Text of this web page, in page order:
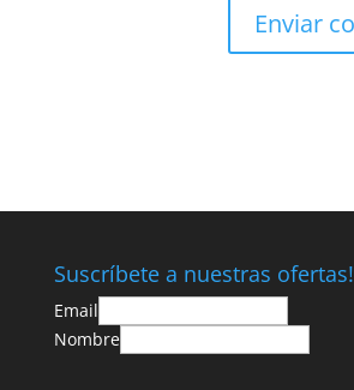
Suscríbete a nuestras ofertas!
Email
Nombre